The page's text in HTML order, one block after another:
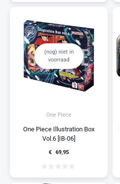
(nog) niet in
voorraad
One Piece
One Piece Illustration Box
Vol.6 [IB-06]
€ 69,95